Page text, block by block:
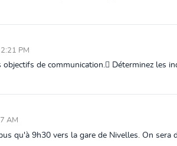
PM
de communication. Déterminez les
AM
qu'à 9h30 vers la gare de Nivelles. On sera